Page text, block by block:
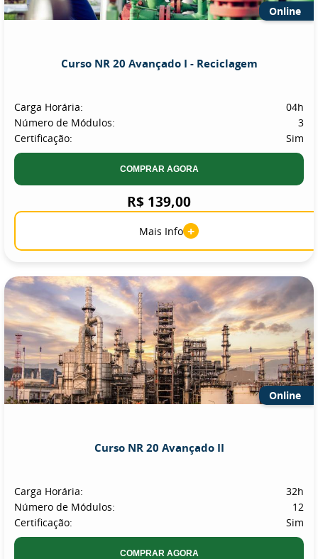
Online
Curso NR 20 Avançado I - Reciclagem
Carga Horária:
04h
Número de Módulos:
3
Certificação:
Sim
COMPRAR AGORA
R$ 139,00
Mais Info +
Online
Curso NR 20 Avançado II
Carga Horária:
32h
Número de Módulos:
12
Certificação:
Sim
COMPRAR AGORA